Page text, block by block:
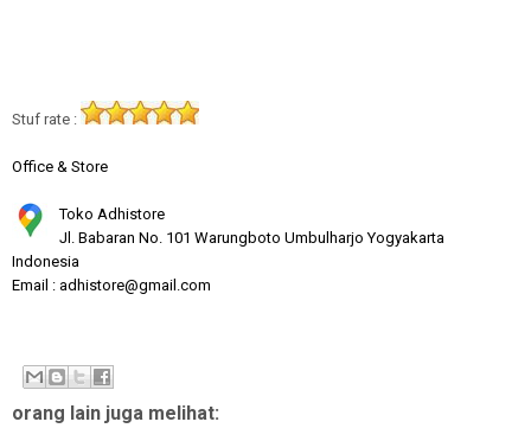
Stuf rate :
Office & Store
Toko Adhistore
Jl. Babaran No. 101 Warungboto Umbulharjo Yogyakarta
Indonesia
Email : adhistore@gmail.com
orang lain juga melihat: